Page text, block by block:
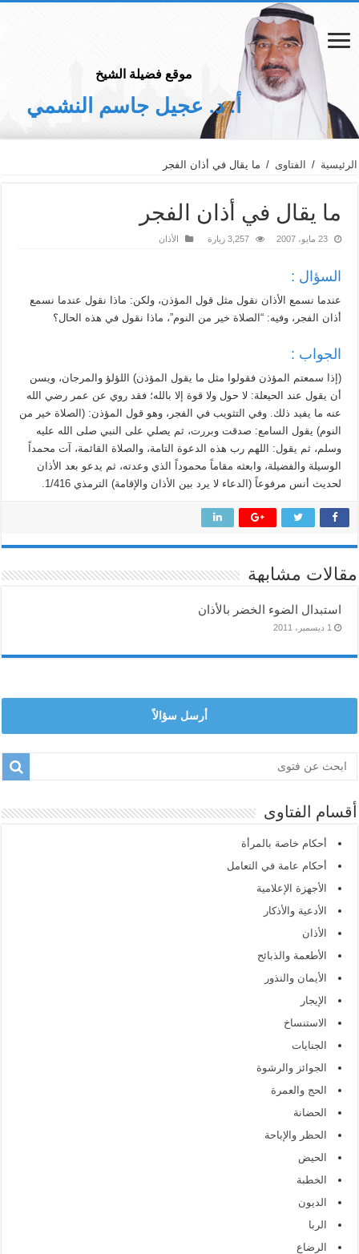
موقع فضيلة الشيخ
أ. د. عجيل جاسم النشمي
الرئيسية / الفتاوى / ما يقال في أذان الفجر
ما يقال في أذان الفجر
23 مايو، 2007 3,257 زيارة الأذان
السؤال :
عندما نسمع الأذان نقول مثل قول المؤذن، ولكن: ماذا نقول عندما نسمع
أذان الفجر، وفيه: “الصلاة خير من النوم”، ماذا نقول في هذه الحال؟
الجواب :
(إذا سمعتم المؤذن فقولوا مثل ما يقول المؤذن) اللؤلؤ والمرجان، ويسن
أن يقول عند الحيعلة: لا حول ولا قوة إلا بالله؛ فقد روي عن عمر رضي الله
عنه ما يفيد ذلك. وفي التثويب في الفجر، وهو قول المؤذن: (الصلاة خير من
النوم) يقول السامع: صدقت وبررت، ثم يصلي على النبي صلى الله عليه
وسلم، ثم يقول: اللهم رب هذه الدعوة التامة، والصلاة القائمة، آت محمداً
الوسيلة والفضيلة، وابعثه مقاماً محموداً الذي وعدته، ثم يدعو بعد الأذان
لحديث أنس مرفوعاً (الدعاء لا يرد بين الأذان والإقامة) الترمذي 1/416.
مقالات مشابهة
استبدال الضوء الخضر بالأذان
1 ديسمبر، 2011
أرسل سؤالاً
أقسام الفتاوى
أحكام خاصة بالمرأة
أحكام عامة في التعامل
الأجهزة الإعلامية
الأدعية والأذكار
الأذان
الأطعمة والذبائح
الأيمان والنذور
الإيجار
الاستنساخ
الجنايات
الجوائز والرشوة
الحج والعمرة
الحضانة
الحظر والإباحة
الحيض
الخطبة
الديون
الربا
الرضاع